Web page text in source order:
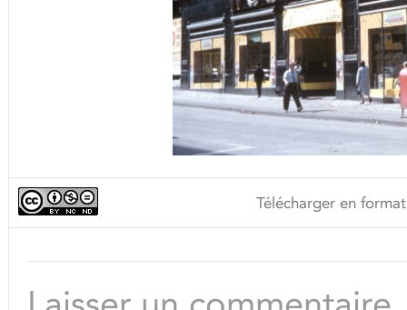
Télécharger en